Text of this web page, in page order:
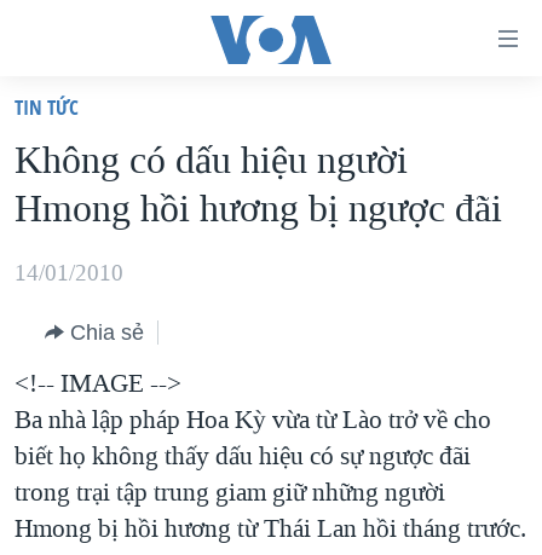
truy
cập
Tới
dung
chính
điều
hướng
chính
Đi
tới
VIỆT NAM
HOA KỲ
BIỂN ĐÔNG
BLOG
DIỄN ĐÀN
MỤC
TỰ DO BÁO CHÍ
VẠCH TRẦN TIN GIẢ
CHUYÊN ĐỀ
CHIẾN TRANH THƯƠNG MẠI CỦA MỸ: QUÁ KHỨ VÀ HIỆN
HỌC TIẾNG ANH
TIN TỨC
Không có dấu hiệu người
Hmong hồi hương bị ngược đãi
14/01/2010
Chia sẻ
<!-- IMAGE -->
Ba nhà lập pháp Hoa Kỳ vừa từ Lào trở về cho
biết họ không thấy dấu hiệu có sự ngược đãi
trong trại tập trung giam giữ những người
Hmong bị hồi hương từ Thái Lan hồi tháng trước.